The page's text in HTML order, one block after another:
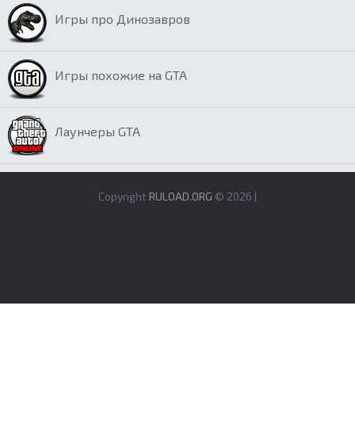
Игры про Динозавров
Игры похожие на GTA
Лаунчеры GTA
Copyright RULOAD.ORG © 2026 |